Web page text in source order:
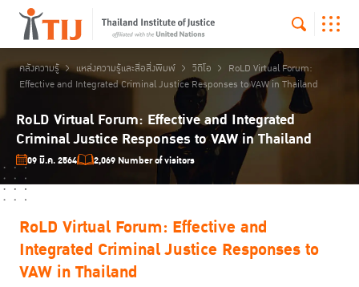
คลังความรู้ แหล่งความรู้และสื่อสิ่งพิมพ์ วิดีโอ
RoLD Virtual Forum:
Effective and Integrated Criminal Justice Responses to VAW in Thailand
RoLD Virtual Forum: Effective and Integrated
Criminal Justice Responses to VAW in Thailand
09 มี.ค. 2564 2,069 Number of visitors
RoLD Virtual Forum: Effective and
Integrated Criminal Justice Responses to
VAW in Thailand